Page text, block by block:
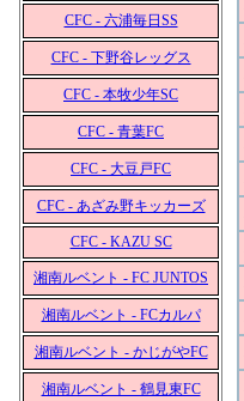
CFC - 六浦毎日SS
CFC - 下野谷レッグス
CFC - 本牧少年SC
CFC - 青葉FC
CFC - 大豆戸FC
CFC - あざみ野キッカーズ
CFC - KAZU SC
湘南ルベント - FC JUNTOS
湘南ルベント - FCカルパ
湘南ルベント - かじがやFC
湘南ルベント - 鶴見東FC